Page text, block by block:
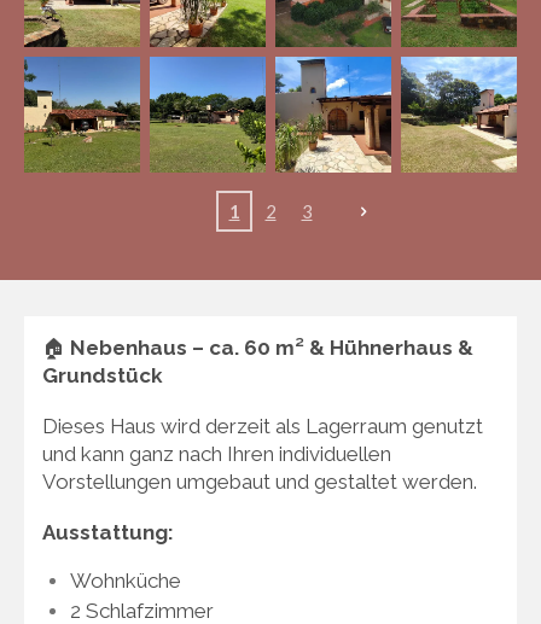
1 2 3
🏠 Nebenhaus – ca. 60 m² & Hühnerhaus &
Grundstück
Dieses Haus wird derzeit als Lagerraum genutzt
und kann ganz nach Ihren individuellen
Vorstellungen umgebaut und gestaltet werden.
Ausstattung:
Wohnküche
2 Schlafzimmer